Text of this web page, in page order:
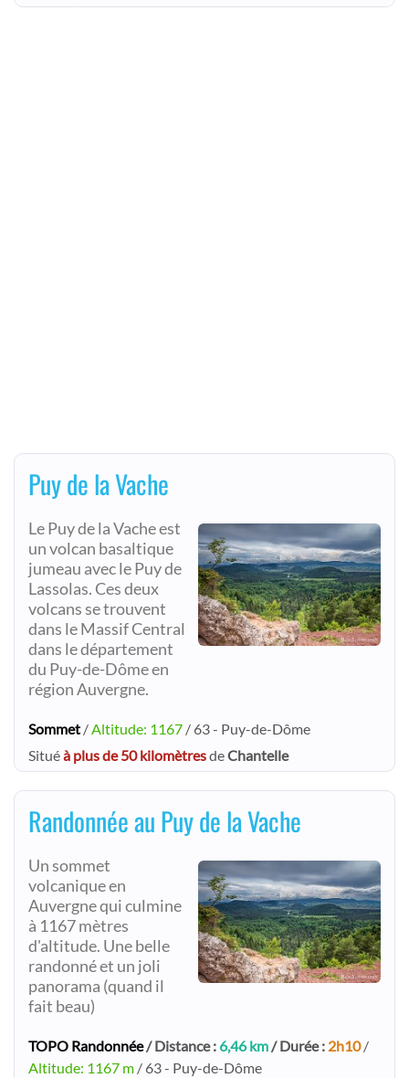
Puy de la Vache
Le Puy de la Vache est
un volcan basaltique
jumeau avec le Puy de
Lassolas. Ces deux
volcans se trouvent
dans le Massif Central
dans le département
du Puy-de-Dôme en
région Auvergne.
Sommet /Altitude: 1167 / 63 - Puy-de-Dôme
Situéà plus de 50 kilomètresdeChantelle
Randonnée au Puy de la Vache
Un sommet
volcanique en
Auvergne qui culmine
à 1167 mètres
d'altitude. Une belle
randonné et un joli
panorama (quand il
fait beau)
TOPO Randonnée/ Distance : 6,46 km/ Durée : 2h10/
Altitude: 1167 m / 63 - Puy-de-Dôme